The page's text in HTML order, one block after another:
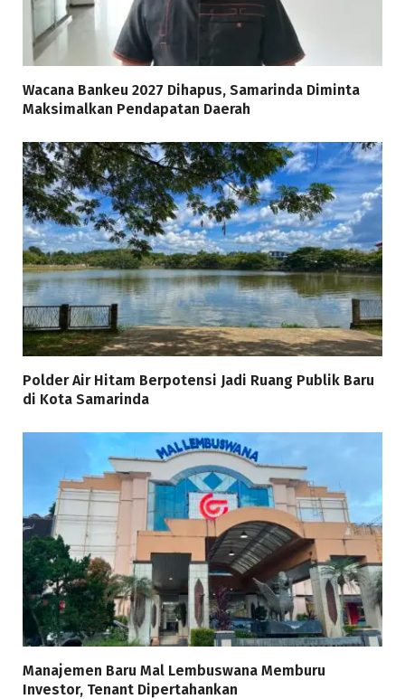
Wacana Bankeu 2027 Dihapus, Samarinda Diminta
Maksimalkan Pendapatan Daerah
Polder Air Hitam Berpotensi Jadi Ruang Publik Baru
di Kota Samarinda
Manajemen Baru Mal Lembuswana Memburu
Investor, Tenant Dipertahankan